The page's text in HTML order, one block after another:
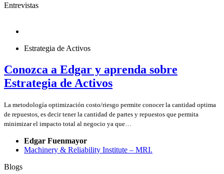
Entrevistas
Estrategia de Activos
Conozca a Edgar y aprenda sobre
Estrategia de Activos
La metodología optimización costo/riesgo permite conocer la cantidad optima
de repuestos, es decir tener la cantidad de partes y repuestos que permita
minimizar el impacto total al negocio ya que…
Edgar Fuenmayor
Machinery & Reliability Institute – MRI.
Blogs